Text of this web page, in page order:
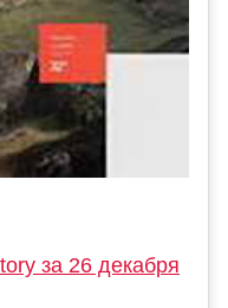
за 26 декабря